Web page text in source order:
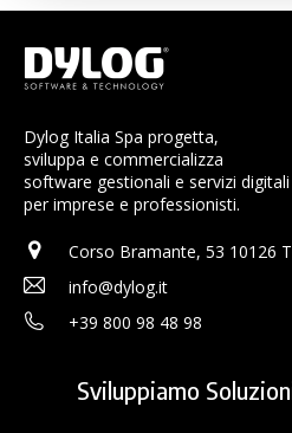
Dylog Italia Spa progetta,
sviluppa e commercializza
software gestionali e servizi digitali
per imprese e professionisti.
Corso Bramante, 53 10126
info@dylog.it
+39 800 98 48 98
Sviluppiamo